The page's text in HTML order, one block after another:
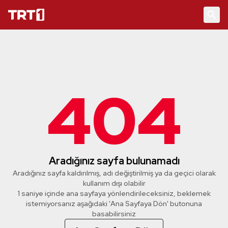
404
Aradığınız sayfa bulunamadı
Aradığınız sayfa kaldırılmış, adı değiştirilmiş ya da geçici olarak
kullanım dışı olabilir
1 saniye içinde ana sayfaya yönlendirileceksiniz, beklemek
istemiyorsanız aşağıdaki 'Ana Sayfaya Dön' butonuna
basabilirsiniz